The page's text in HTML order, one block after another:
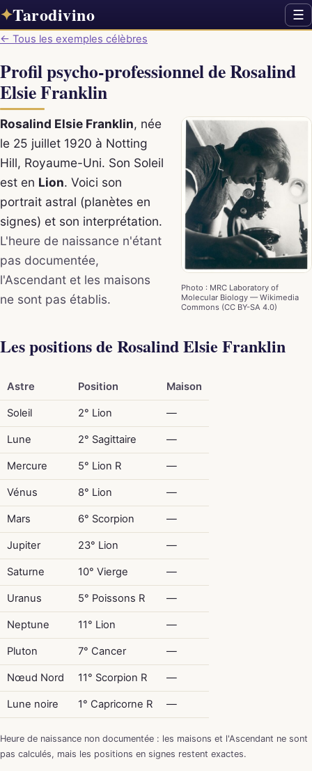
✦Tarodivino ☰
← Tous les exemples célèbres
Profil psycho-professionnel de Rosalind
Elsie Franklin
Photo : MRC Laboratory of
Molecular Biology — Wikimedia
Commons (CC BY-SA 4.0)
Rosalind Elsie Franklin, née
le 25 juillet 1920 à Notting
Hill, Royaume-Uni. Son Soleil
est en Lion. Voici son
portrait astral (planètes en
signes) et son interprétation.
L'heure de naissance n'étant
pas documentée,
l'Ascendant et les maisons
ne sont pas établis.
Les positions de Rosalind Elsie Franklin
Astre Position Maison
Soleil 2° Lion —
Lune 2° Sagittaire —
Mercure 5° Lion R —
Vénus 8° Lion —
Mars 6° Scorpion —
Jupiter 23° Lion —
Saturne 10° Vierge —
Uranus 5° Poissons R —
Neptune 11° Lion —
Pluton 7° Cancer —
Nœud Nord 11° Scorpion R —
Lune noire 1° Capricorne R —
Heure de naissance non documentée : les maisons et l'Ascendant ne sont
pas calculés, mais les positions en signes restent exactes.